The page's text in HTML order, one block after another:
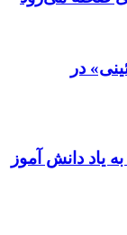
در
یاد دانش آموز